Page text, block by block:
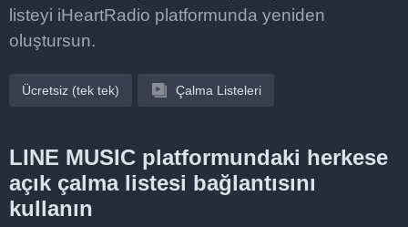
listeyi iHeartRadio platformunda yeniden
oluştursun.
Ücretsiz (tek tek) Çalma Listeleri
LINE MUSIC platformundaki herkese
açık çalma listesi bağlantısını
kullanın